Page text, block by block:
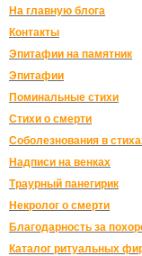
На главную блога
Контакты
Эпитафии на памятник
Эпитафии
Поминальные стихи
Стихи о смерти
Соболезнования в
Надписи на венках
Траурный панегирик
Некролог о смерти
Благодарность за
Каталог ритуальных